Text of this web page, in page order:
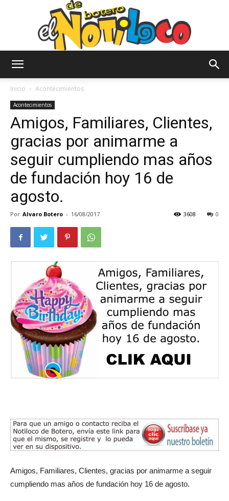
Notiloco
de
Inicio Acontecimientos
Acontecimientos
Amigos, Familiares, Clientes,
gracias por animarme a
seguir cumpliendo mas años
de fundación hoy 16 de
agosto.
Por Alvaro Botero - 16/08/2017 0
3608
Amigos, Familiares, Clientes, gracias por animarme a seguir
cumpliendo mas años de fundación hoy 16 de agosto.